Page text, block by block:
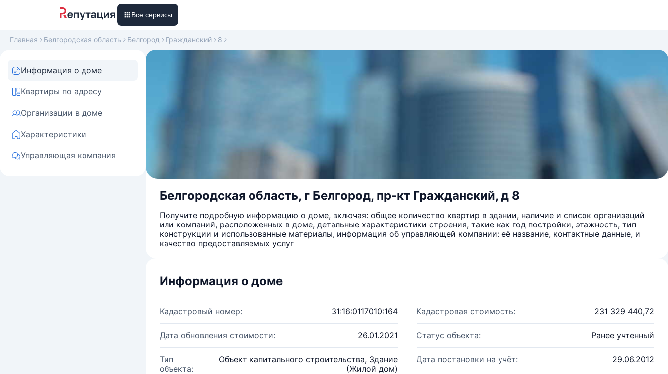
Все сервисы
Главная Белгородская область Белгород Гражданский 8
Информация о доме
Квартиры по адресу
Организации в доме
Характеристики
Управляющая компания
Белгородская область, г Белгород, пр-кт Гражданский, д 8
Получите подробную информацию о доме, включая: общее количество квартир в здании, наличие и список организаций
или компаний, расположенных в доме, детальные характеристики строения, такие как год постройки, этажность, тип
конструкции и использованные материалы, информация об управляющей компании: её название, контактные данные, и
качество предоставляемых услуг
Информация о доме
Кадастровый номер: 31:16:0117010:164 Кадастровая стоимость: 231 329 440,72
Дата обновления стоимости: 26.01.2021 Статус объекта: Ранее учтенный
Тип
объекта:
Объект капитального строительства, Здание
(Жилой дом)
Дата постановки на учёт: 29.06.2012